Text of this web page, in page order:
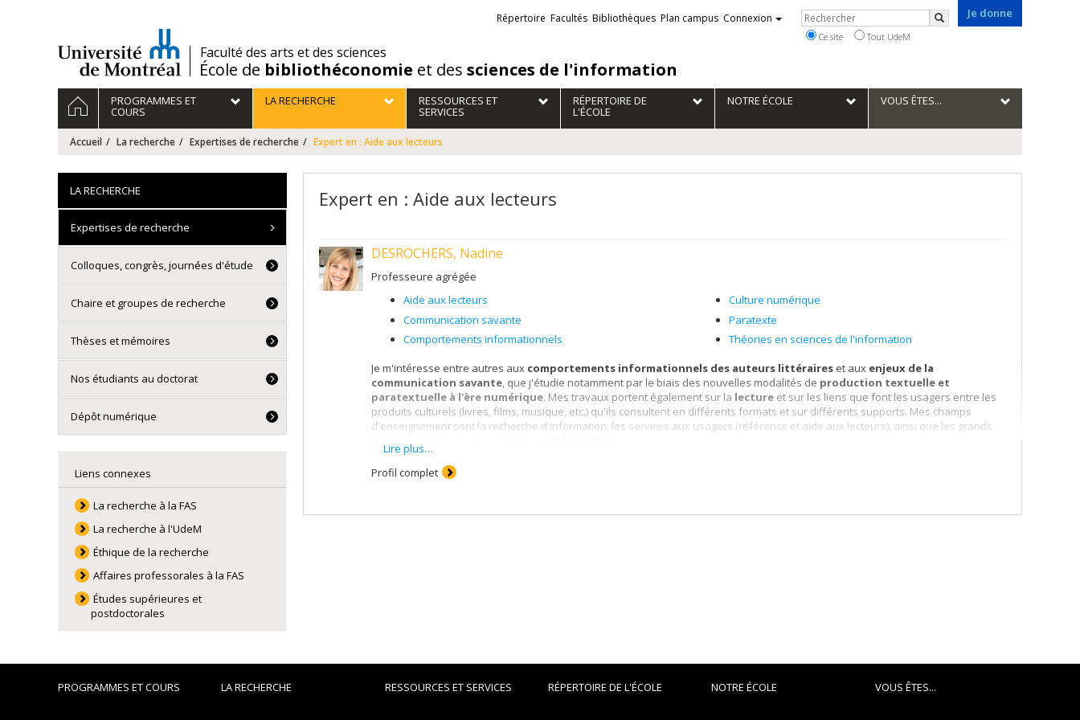
/Faculté des arts et des sciences
École de bibliothéconomie et des sciences de l'information
Je donne
Liens
externes
Répertoire Facultés Bibliothèques Plan campus Connexion Rechercher
Rechercher
Ce site Tout UdeM
Navigation
principale
ACCUEILPROGRAMMES ET
COURS
LA RECHERCHE RESSOURCES ET
SERVICES
RÉPERTOIRE DE
L'ÉCOLE
NOTRE ÉCOLE VOUS ÊTES...
Accueil La recherche Expertises de recherche Expert en : Aide aux lecteurs
Expert en : Aide aux lecteurs
DESROCHERS, Nadine
Professeure agrégée
Aide aux lecteurs
Communication savante
Comportements informationnels
Culture numérique
Paratexte
Théories en sciences de l'information
Je m'intéresse entre autres aux comportements informationnels des auteurs littéraires et aux enjeux de la
communication savante , que j'étudie notamment par le biais des nouvelles modalités de production textuelle et
paratextuelle à l'ère numérique. Mes travaux portent également sur la lecture et sur les liens que font les usagers entre les
produits culturels (livres, films, musique, etc.) qu'ils consultent en différents formats et sur différents supports. Mes champs
d'enseignement sont la recherche d'information, les services aux usagers (référence et aide aux lecteurs), ainsi que les grands
Lire plus…
Profil complet
LA RECHERCHE
Expertises de recherche
Colloques, congrès, journées d'étude
Chaire et groupes de recherche
Thèses et mémoires
Nos étudiants au doctorat
Dépôt numérique
Liens connexes
La recherche à la FAS
La recherche à l'UdeM
Éthique de la recherche
Affaires professorales à la FAS
Études supérieures et
postdoctorales
PROGRAMMES ET COURS LA RECHERCHE RESSOURCES ET SERVICES RÉPERTOIRE DE L'ÉCOLE NOTRE ÉCOLE VOUS ÊTES...